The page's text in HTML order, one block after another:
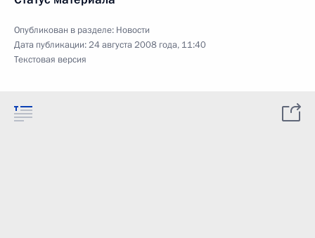
Опубликован в разделе: Новости
Дата публикации:24 августа 2008 года, 11:40
Текстовая версия